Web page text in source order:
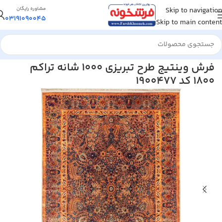
Skip to navigation
Skip to main content
مشاوره رایگان
03191090045
خانه/فرش ماشینی/فرش 1000 شانه
فرش وینتیج طرح تبریزی 1000 شانه تراکم
1800 کد 1900477